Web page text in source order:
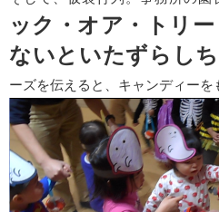
ック・オア・トリ
ないといたずらしち
ーズを伝えると、キャンディーを